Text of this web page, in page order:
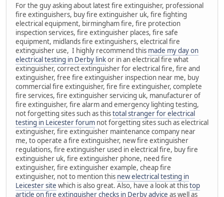
For the guy asking about latest fire extinguisher, professional
fire extinguishers, buy fire extinguisher uk, fire fighting
electrical equipment, birmingham fire, fire protection
inspection services, fire extinguisher places, fire safe
equipment, midlands fire extinguishers, electrical fire
extinguisher use, I highly recommend this made my day on
electrical testing in Derby linkor in an electrical fire what
extinguisher, correct extinguisher for electrical fire, fire and
extinguisher, free fire extinguisher inspection near me, buy
commercial fire extinguisher, fire fire extinguisher, complete
fire services, fire extinguisher servicing uk, manufacturer of
fire extinguisher, fire alarm and emergency lighting testing,
not forgetting sites such as thistotal stranger for electrical
testing in Leicester forum not forgetting sites such as electrical
extinguisher, fire extinguisher maintenance company near
me, to operate a fire extinguisher, new fire extinguisher
regulations, fire extinguisher used in electrical fire, buy fire
extinguisher uk, fire extinguisher phone, need fire
extinguisher, fire extinguisher example, cheap fire
extinguisher, not to mention this new electrical testing in
Leicester site which is also great. Also, have a look at thistop
article on fire extinguisher checks in Derby advice as well as